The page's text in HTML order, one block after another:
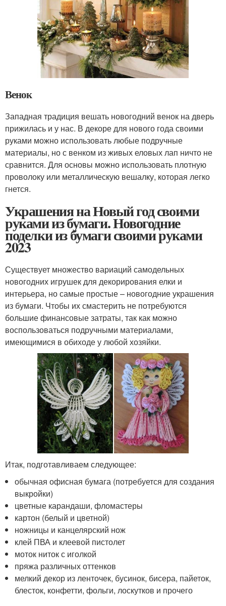
Венок
Западная традиция вешать новогодний венок на дверь
прижилась и у нас. В декоре для нового года своими
руками можно использовать любые подручные
материалы, но с венком из живых еловых лап ничто не
сравнится. Для основы можно использовать плотную
проволоку или металлическую вешалку, которая легко
гнется.
Украшения на Новый год своими
руками из бумаги. Новогодние
поделки из бумаги своими руками
2023
Существует множество вариаций самодельных
новогодних игрушек для декорирования елки и
интерьера, но самые простые – новогодние украшения
из бумаги. Чтобы их смастерить не потребуются
большие финансовые затраты, так как можно
воспользоваться подручными материалами,
имеющимися в обиходе у любой хозяйки.
Итак, подготавливаем следующее:
обычная офисная бумага (потребуется для создания
выкройки)
цветные карандаши, фломастеры
картон (белый и цветной)
ножницы и канцелярский нож
клей ПВА и клеевой пистолет
моток ниток с иголкой
пряжа различных оттенков
мелкий декор из ленточек, бусинок, бисера, пайеток,
блесток, конфетти, фольги, лоскутков и прочего